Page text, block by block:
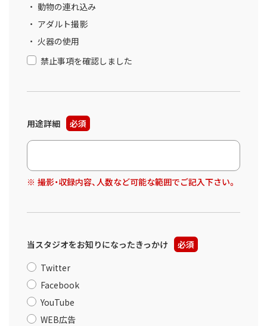
動物の連れ込み
アダルト撮影
火器の使用
禁止事項を確認しました
用途詳細 必須
撮影・収録内容、人数など可能な範囲でご記入下さい。
当スタジオをお知りになったきっかけ
必須
Twitter
Facebook
YouTube
WEB広告